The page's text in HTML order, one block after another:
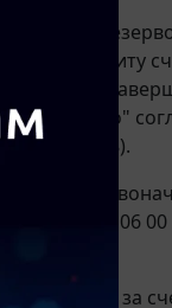
90 и кредиту
итогам
сторно"
07/110108).
по
счета 0 106
объекта за